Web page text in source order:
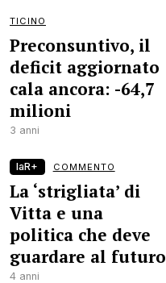
TICINO
Preconsuntivo, il
deficit aggiornato
cala ancora: -64,7
milioni
3 anni
laR+ COMMENTO
La ‘strigliata’ di
Vitta e una
politica che deve
guardare al futuro
4 anni